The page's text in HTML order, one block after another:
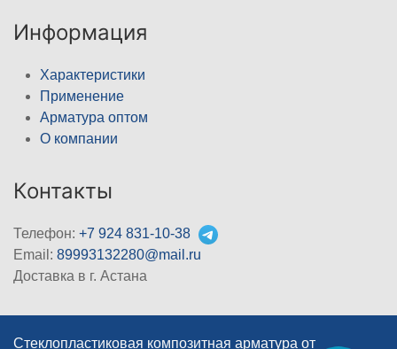
Информация
Характеристики
Применение
Арматура оптом
О компании
Контакты
Телефон: +7 924 831-10-38
Email: 89993132280@mail.ru
Доставка в г. Астана
Стеклопластиковая композитная арматура от